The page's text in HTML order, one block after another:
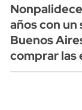
años con un
Buenos
comprar las